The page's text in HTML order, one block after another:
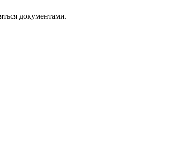
документами.